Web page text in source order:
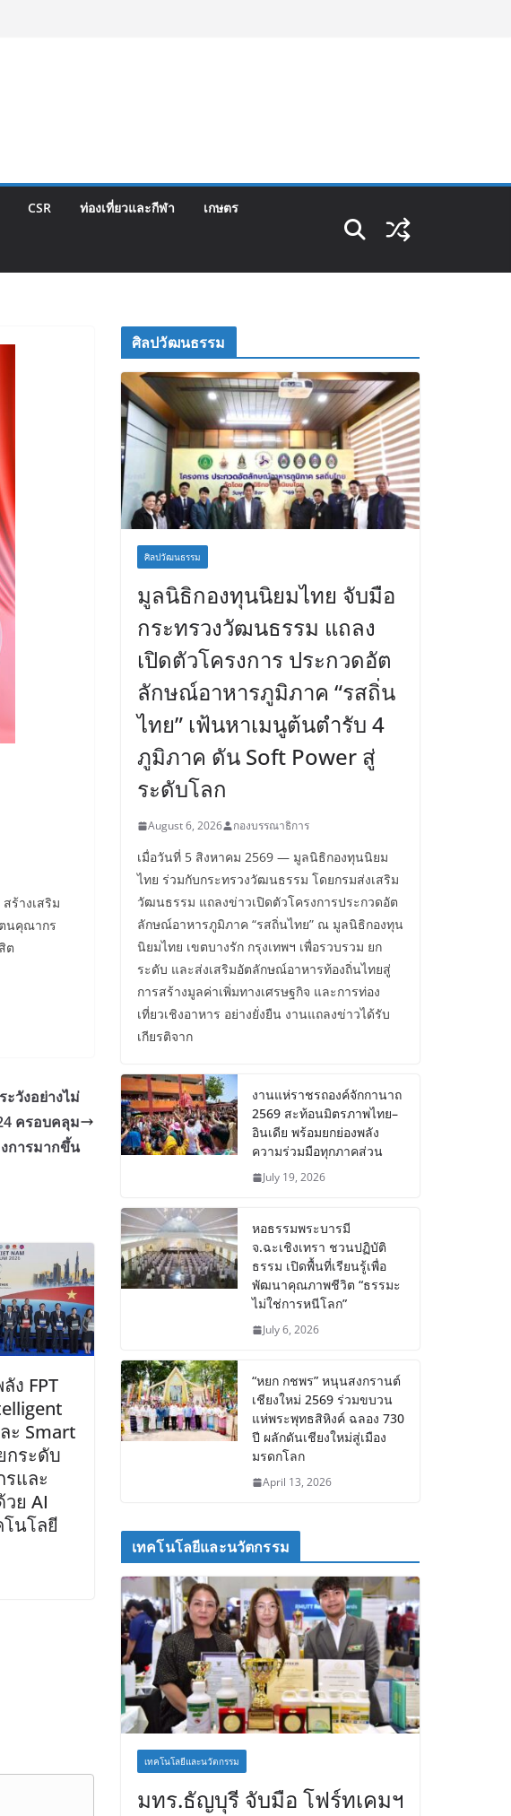
CSR ท่องเที่ยวและกีฬา เกษตร
ร้างเสริม
นคุณากร
ต
วังอย่างไม่
ครอบคลุม
การมากขึ้น
ง FPT
ะ Smart
กระดับ
และ
ย AI
นโลยี
ศิลปวัฒนธรรม
ศิลปวัฒนธรรม
มูลนิธิกองทุนนิยมไทย จับมือ
กระทรวงวัฒนธรรม แถลง
เปิดตัวโครงการ ประกวดอัต
ลักษณ์อาหารภูมิภาค “รสถิ่น
ไทย” เฟ้นหาเมนูต้นตำรับ 4
ภูมิภาค ดัน Soft Power สู่
ระดับโลก
August 6, 2026 กองบรรณาธิการ
เมื่อวันที่ 5 สิงหาคม 2569 — มูลนิธิกองทุนนิยม
ไทย ร่วมกับกระทรวงวัฒนธรรม โดยกรมส่งเสริม
วัฒนธรรม แถลงข่าวเปิดตัวโครงการประกวดอัต
ลักษณ์อาหารภูมิภาค “รสถิ่นไทย” ณ มูลนิธิกองทุน
นิยมไทย เขตบางรัก กรุงเทพฯ เพื่อรวบรวม ยก
ระดับ และส่งเสริมอัตลักษณ์อาหารท้องถิ่นไทยสู่
การสร้างมูลค่าเพิ่มทางเศรษฐกิจ และการท่อง
เที่ยวเชิงอาหาร อย่างยั่งยืน งานแถลงข่าวได้รับ
เกียรติจาก
งานแห่ราชรถองค์จักกานาถ
2569 สะท้อนมิตรภาพไทย–
อินเดีย พร้อมยกย่องพลัง
ความร่วมมือทุกภาคส่วน
July 19, 2026
หอธรรมพระบารมี
จ.ฉะเชิงเทรา ชวนปฏิบัติ
ธรรม เปิดพื้นที่เรียนรู้เพื่อ
พัฒนาคุณภาพชีวิต “ธรรมะ
ไม่ใช่การหนีโลก”
July 6, 2026
“หยก กชพร” หนุนสงกรานต์
เชียงใหม่ 2569 ร่วมขบวน
แห่พระพุทธสิหิงค์ ฉลอง 730
ปี ผลักดันเชียงใหม่สู่เมือง
มรดกโลก
April 13, 2026
เทคโนโลยีและนวัตกรรม
เทคโนโลยีและนวัตกรรม
มทร.ธัญบุรี จับมือ โฟร์ทเคมฯ